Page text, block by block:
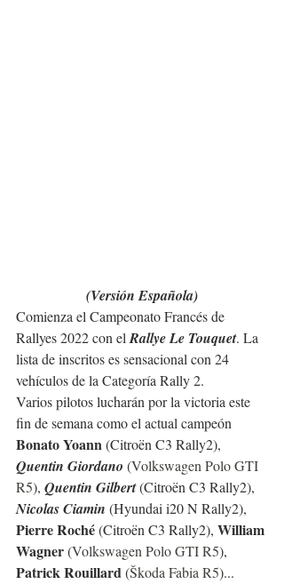
(Versión Española)
Comienza el Campeonato Francés de
Rallyes 2022 con el Rallye Le Touquet. La
lista de inscritos es sensacional con 24
vehículos de la Categoría Rally 2.
Varios pilotos lucharán por la victoria este
fin de semana como el actual campeón
Bonato Yoann (Citroën C3 Rally2),
Quentin Giordano (Volkswagen Polo GTI
R5), Quentin Gilbert (Citroën C3 Rally2),
Nicolas Ciamin (Hyundai i20 N Rally2),
Pierre Roché (Citroën C3 Rally2), William
Wagner (Volkswagen Polo GTI R5),
Patrick Rouillard (Škoda Fabia R5)...